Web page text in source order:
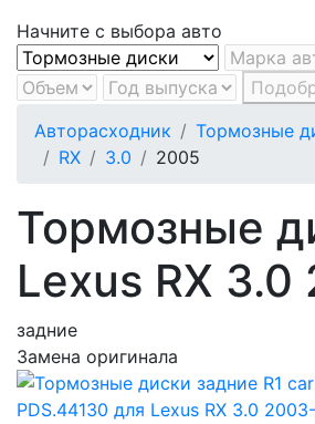
Начните с выбора авто
Авторасходник
Тормозные
RX
3.0 2005
Тормозные
Lexus RX 3.0
задние
Замена оригинала